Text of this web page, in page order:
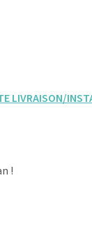
LIVRAISON/
!